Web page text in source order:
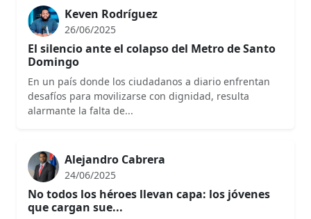
Keven Rodríguez
26/06/2025
El silencio ante el colapso del Metro de Santo
Domingo
En un país donde los ciudadanos a diario enfrentan
desafíos para movilizarse con dignidad, resulta
alarmante la falta de...
Alejandro Cabrera
24/06/2025
No todos los héroes llevan capa: los jóvenes
que cargan sue...